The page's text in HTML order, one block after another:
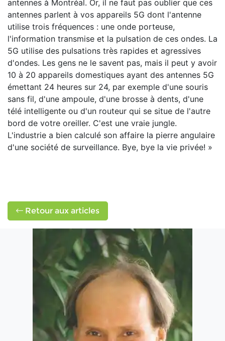
antennes à Montréal. Or, il ne faut pas oublier que ces
antennes parlent à vos appareils 5G dont l'antenne
utilise trois fréquences : une onde porteuse,
l'information transmise et la pulsation de ces ondes. La
5G utilise des pulsations très rapides et agressives
d'ondes. Les gens ne le savent pas, mais il peut y avoir
10 à 20 appareils domestiques ayant des antennes 5G
émettant 24 heures sur 24, par exemple d'une souris
sans fil, d'une ampoule, d'une brosse à dents, d'une
télé intelligente ou d'un routeur qui se situe de l'autre
bord de votre oreiller. C'est une vraie jungle.
L'industrie a bien calculé son affaire la pierre angulaire
d'une société de surveillance. Bye, bye la vie privée! »
Retour aux articles